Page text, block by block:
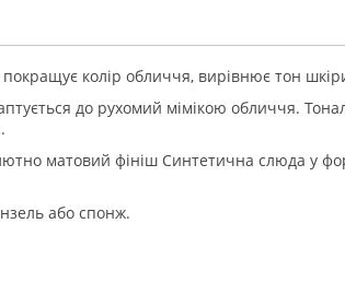
колір обличчя, вирівнює тон
до рухомий мімікою обличчя.
матовий фініш Синтетична слюда у
або спонж.